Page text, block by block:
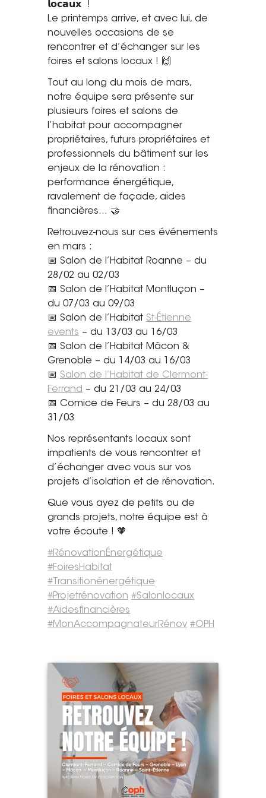
Saint-Étienne
Mâcon
Nos réalisations
Pour les pros
Plâtrier / Peintre
Charpentier / Couvreur
Syndic / Régie
Demander un devis
Tel. 04 82 29 21 82
Contact
Avis clients
Recrutement
Actualités
Guide rénovation
𝗹𝗼𝗰𝗮𝘂𝘅 !
Le printemps arrive, et avec lui, de
nouvelles occasions de se
rencontrer et d’échanger sur les
foires et salons locaux ! 🙌
Tout au long du mois de mars,
notre équipe sera présente sur
plusieurs foires et salons de
l’habitat pour accompagner
propriétaires, futurs propriétaires et
professionnels du bâtiment sur les
enjeux de la rénovation :
performance énergétique,
ravalement de façade, aides
financières… 🤝
Retrouvez-nous sur ces événements
en mars :
📅 Salon de l’Habitat Roanne – du
28/02 au 02/03
📅 Salon de l’Habitat Montluçon –
du 07/03 au 09/03
📅 Salon de l’Habitat St-Étienne
events – du 13/03 au 16/03
📅 Salon de l’Habitat Mâcon &
Grenoble – du 14/03 au 16/03
📅 Salon de l’Habitat de Clermont-
Ferrand – du 21/03 au 24/03
📅 Comice de Feurs – du 28/03 au
31/03
Nos représentants locaux sont
impatients de vous rencontrer et
d’échanger avec vous sur vos
projets d’isolation et de rénovation.
Que vous ayez de petits ou de
grands projets, notre équipe est à
votre écoute ! 🧡
# RénovationÉnergétique
#FoiresHabitat
# Transitionénergétique
#Projetrénovation #Salonlocaux
#Aidesfinancières
#MonAccompagnateurRénov #OPH